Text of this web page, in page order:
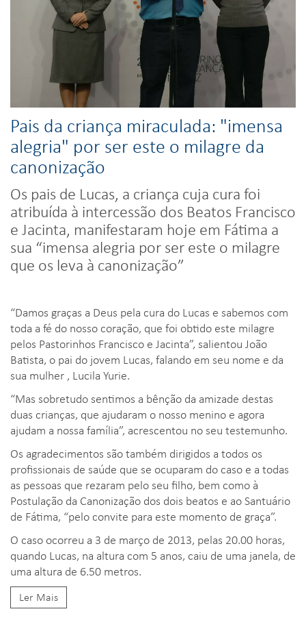
Pais da criança miraculada: "imensa
alegria" por ser este o milagre da
canonização
Os pais de Lucas, a criança cuja cura foi
atribuída à intercessão dos Beatos Francisco
e Jacinta, manifestaram hoje em Fátima a
sua “imensa alegria por ser este o milagre
que os leva à canonização”
“Damos graças a Deus pela cura do Lucas e sabemos com
toda a fé do nosso coração, que foi obtido este milagre
pelos Pastorinhos Francisco e Jacinta”, salientou João
Batista, o pai do jovem Lucas, falando em seu nome e da
sua mulher , Lucila Yurie.
“Mas sobretudo sentimos a bênção da amizade destas
duas crianças, que ajudaram o nosso menino e agora
ajudam a nossa família”, acrescentou no seu testemunho.
Os agradecimentos são também dirigidos a todos os
profissionais de saúde que se ocuparam do caso e a todas
as pessoas que rezaram pelo seu filho, bem como à
Postulação da Canonização dos dois beatos e ao Santuário
de Fátima, “pelo convite para este momento de graça”.
O caso ocorreu a 3 de março de 2013, pelas 20.00 horas,
quando Lucas, na altura com 5 anos, caiu de uma janela, de
uma altura de 6.50 metros.
Ler Mais